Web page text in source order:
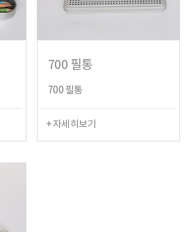
700 필통
700 필통
+ 자세히보기